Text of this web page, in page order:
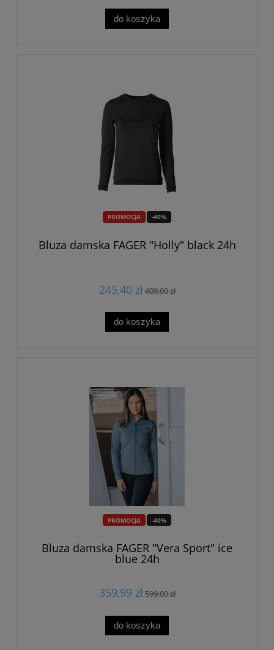
do koszyka
PROMOCJA -40%
Bluza damska FAGER "Holly" black 24h
245,40 zł409,00 zł
do koszyka
PROMOCJA -40%
Bluza damska FAGER "Vera Sport" ice
blue 24h
359,99 zł599,00 zł
do koszyka